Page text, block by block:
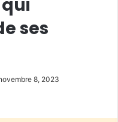
ses
8, 2023